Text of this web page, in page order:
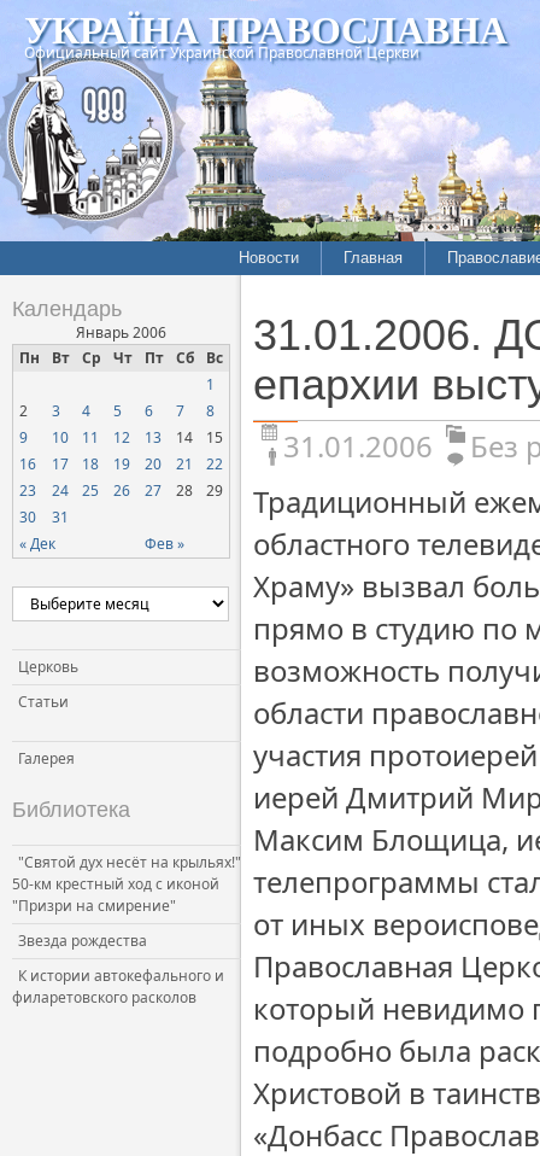
УКРАЇНА ПРАВОСЛАВНА
Официальный сайт Украинской Православной Церкви
Новости Главная
Календарь
Январь 2006
Пн
Вт Ср Чт Пт Сб Вс
« Дек Фев »
1
2
3 4 5 6 7
8
9
10 11 12 13 14
15
16
17 18 19 20 21
22
23
24 25 26 27 28
29
30
31
Церковь
Статьи
Галерея
Библиотека
"Святой дух несёт на крыльях!"
50-км крестный ход с иконой
"Призри на смирение"
Звезда рождества
К истории автокефального и
филаретовского расколов
31.01.2006.
епархии
31.01.2006
Без
Традиционный
областного
Храму» вызвал
прямо в студию по
возможность
области
участия
иерей Дмитрий
Максим Блощица,
телепрограммы
от иных
Православная
который невидимо
подробно была
Христовой в
«Донбасс